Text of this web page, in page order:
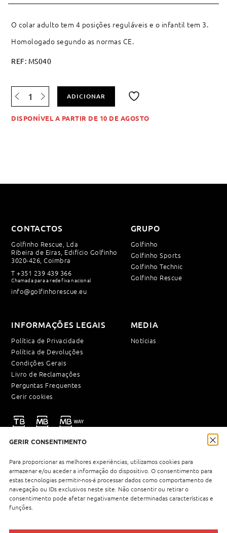
GERIR CONSENTIMENTO
Para proporcionar as melhores experiências, utilizamos cookies para
armazenar e/ou aceder a informação do dispositivo. O consentimento para
estas tecnologias permitir-nos-á processar dados como comportamento de
navegação ou IDs exclusivos neste site. Não consentir ou retirar o
consentimento pode afetar negativamente determinadas características e
funções.
O colar adulto tem 4 posições reguláveis e o infantil tem 3.
Homologado segundo as normas CE.
REF: MS040
de
Conjunto
de
ADICIONAR
à
DISPONÍVEL A PARTIR DE 10 DE AGOSTO
CONTACTOS
Golfinho Rescue, Lda
Ribeira de Eiras, Edifício Golfinho
3020-426, Coimbra
T+351 239 439 366
Chamada para a rede fixa nacional
info@golfinhorescue.eu
GRUPO
Golfinho
Golfinho Sports
Golfinho Technic
Golfinho Rescue
INFORMAÇÕES LEGAIS
Política de Privacidade
Política de Devoluções
Condições Gerais
Livro de Reclamações
Perguntas Frequentes
Gerir cookies
MEDIA
Notícias
Li e aceito a Política de Privacidade